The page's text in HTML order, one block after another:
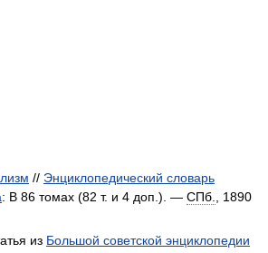
// Энциклопедический словарь
: В 86 томах (82 т. и 4 доп.). — СПб.
, 1890
из Большой советской энциклопедии